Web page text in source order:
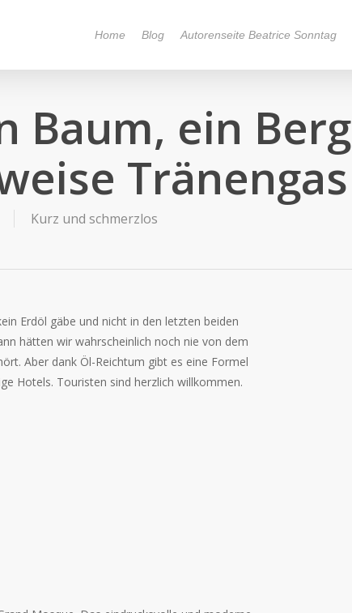
Home Blog Autorenseite Beatrice Sonntag
Baum, ein Berg
Tränengas
Kurz und schmerzlos
Erdöl gäbe und nicht in den letzten beiden
hätten wir wahrscheinlich noch nie von dem
Aber dank Öl-Reichtum gibt es eine Formel
Hotels. Touristen sind herzlich willkommen.